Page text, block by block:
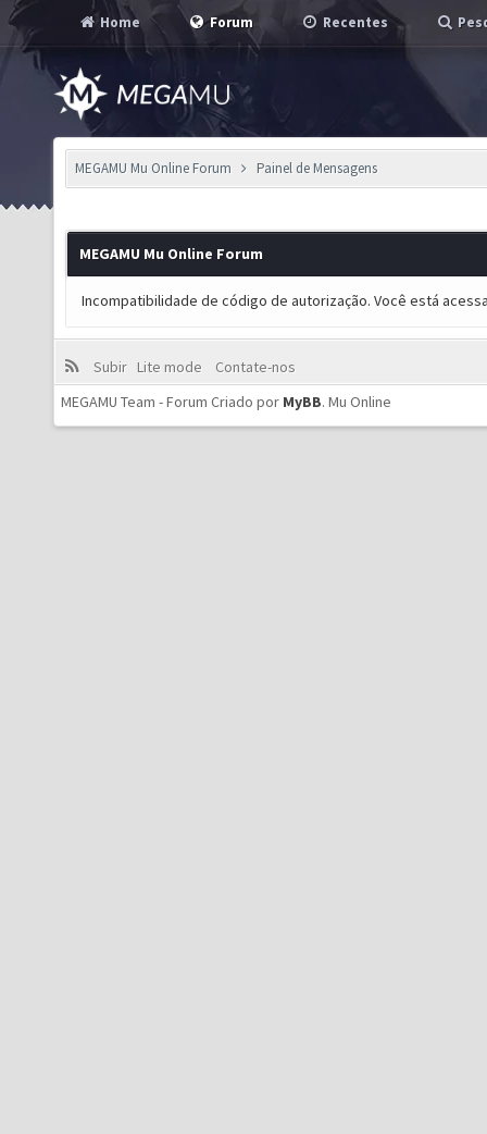
Home Forum Recentes
MEGAMU Mu Online Forum Painel de Mensagens
MEGAMU Mu Online Forum
Incompatibilidade de código de autorização. Você está
Subir Lite mode
Contate-nos
MEGAMU Team - Forum Criado por MyBB. Mu Online